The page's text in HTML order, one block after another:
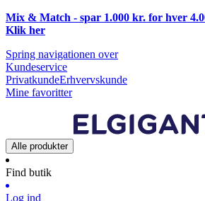
Mix & Match - spar 1.000 kr. for hver
Klik her
Spring navigationen over
Kundeservice
PrivatkundeErhvervskunde
Mine favoritter
Alle produkter
Find butik
Log ind